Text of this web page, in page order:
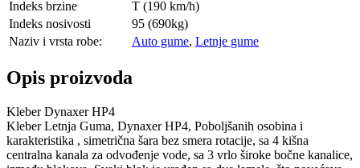
Indeks brzine
T (190 km/h)
Indeks nosivosti
95 (690kg)
Naziv i vrsta robe:
Auto gume, Letnje gume
Opis proizvoda
Kleber Dynaxer HP4
Kleber Letnja Guma, Dynaxer HP4, Poboljšanih osobina i
karakteristika , simetrična šara bez smera rotacije, sa 4 kišna
centralna kanala za odvođenje vode, sa 3 vrlo široke bočne kanalice,